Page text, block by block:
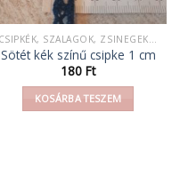
Sötét kék színű csipke 1 cm
180 Ft
KOSÁRBA TESZEM